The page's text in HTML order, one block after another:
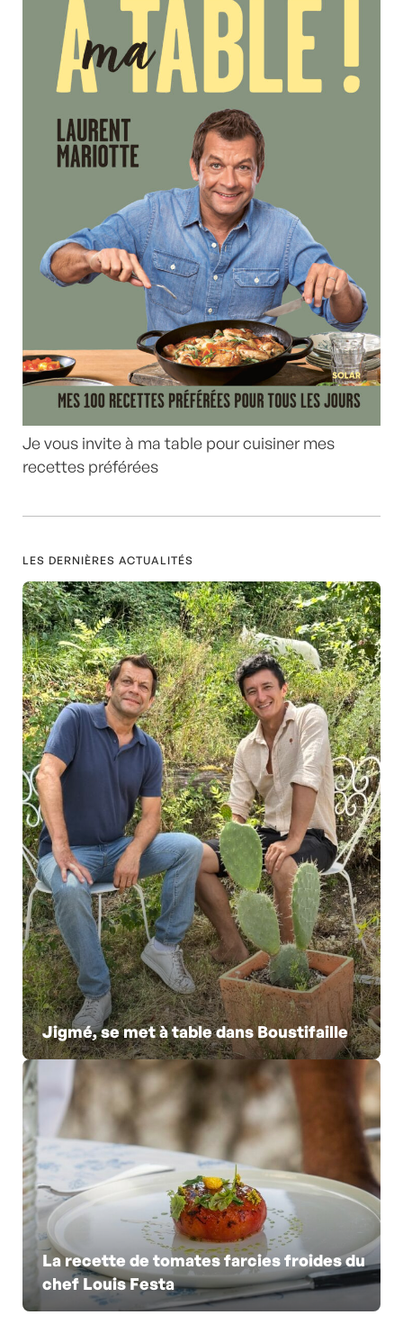
Je vous invite à ma table pour cuisiner mes
recettes préférées
LES DERNIÈRES ACTUALITÉS
Jigmé, se met à table dans Boustifaille
La recette de tomates farcies froides du
chef Louis Festa